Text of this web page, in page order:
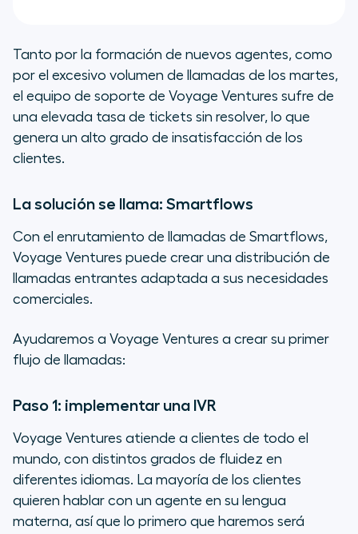
Tanto por la formación de nuevos agentes, como
por el excesivo volumen de llamadas de los martes,
el equipo de soporte de Voyage Ventures sufre de
una elevada tasa de tickets sin resolver, lo que
genera un alto grado de insatisfacción de los
clientes.
La solución se llama: Smartflows
Con el enrutamiento de llamadas de Smartflows,
Voyage Ventures puede crear una distribución de
llamadas entrantes adaptada a sus necesidades
comerciales.
Ayudaremos a Voyage Ventures a crear su primer
flujo de llamadas:
Paso 1: implementar una IVR
Voyage Ventures atiende a clientes de todo el
mundo, con distintos grados de fluidez en
diferentes idiomas. La mayoría de los clientes
quieren hablar con un agente en su lengua
materna, así que lo primero que haremos será